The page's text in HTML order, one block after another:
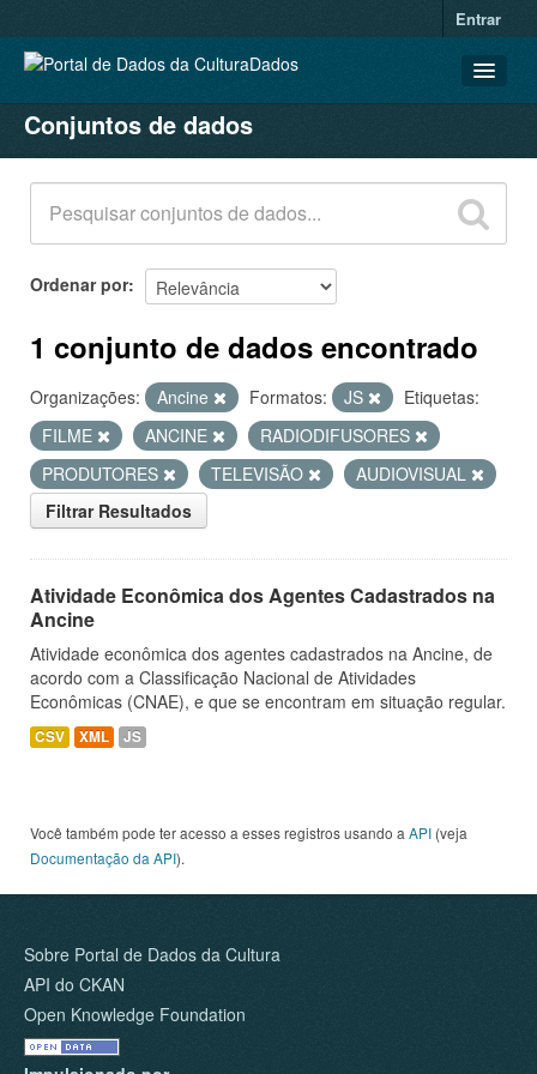
Entrar
CONJUNTOS DE DADOS
ORGANIZAÇÕES
GRUPOS
SOBRE
Conjuntos de dados
Ordenar por
1 conjunto de dados encontrado
Organizações: Ancine Formatos: JS
Etiquetas:
FILME
ANCINE
RADIODIFUSORES
PRODUTORES
TELEVISÃO
AUDIOVISUAL
Filtrar Resultados
Atividade Econômica dos Agentes Cadastrados na
Ancine
Atividade econômica dos agentes cadastrados na Ancine, de
acordo com a Classificação Nacional de Atividades
Econômicas (CNAE), e que se encontram em situação regular.
CSV XML JS
Você também pode ter acesso a esses registros usando a API (veja
Documentação da API).
Sobre Portal de Dados da Cultura
API do CKAN
Open Knowledge Foundation